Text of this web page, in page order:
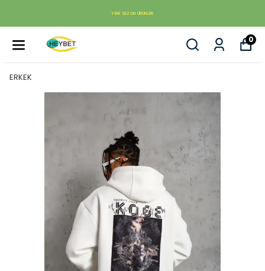
YENI SEZON ÜRÜNLER
0
ERKEK